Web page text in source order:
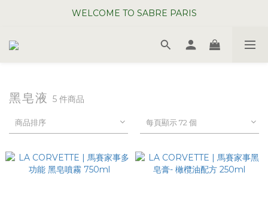
WELCOME TO SABRE PARIS
WELCOME TO SABRE PARIS
夏日年中慶全館 88 折
黑皂液 5 件商品
商品排序 每頁顯示 72 個